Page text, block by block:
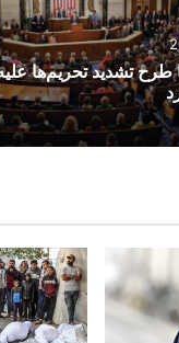
طرح تشدید تحریم‌ها